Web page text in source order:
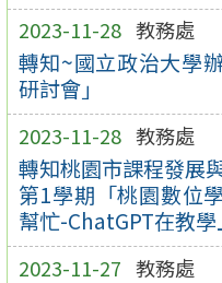
2023-11-28 教務處
轉知~國立政治大學
研討會」
2023-11-28 教務處
轉知桃園市課程發展
第1學期「桃園數位
幫忙-ChatGPT在教學
2023-11-27 教務處